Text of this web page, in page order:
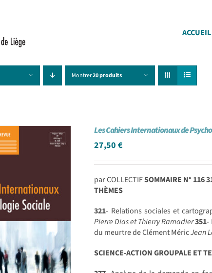
ACCUEIL
Montrer20 produits
Les Cahiers Internationaux de
27,50€
par COLLECTIFSOMMAIRE N° 116
THÈMES
321- Relations sociales et
Pierre Dias et Thierry Ramadier351-
du meurtre de Clément MéricJean
SCIENCE-ACTION GROUPALE ET